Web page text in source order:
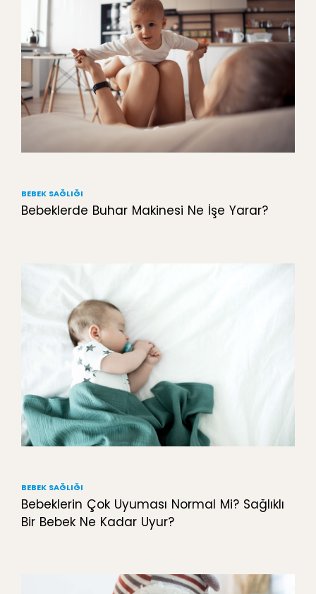
BEBEK SAĞLIĞI
Bebeklerde Buhar Makinesi Ne İşe Yarar?
BEBEK SAĞLIĞI
Bebeklerin Çok Uyuması Normal Mi? Sağlıklı
Bir Bebek Ne Kadar Uyur?